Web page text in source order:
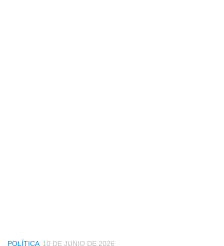
POLÍTICA 10 DE JUNIO DE 2026